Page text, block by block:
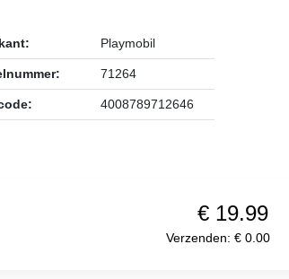
Playmobil
71264
4008789712646
€ 19.99
Verzenden: € 0.00